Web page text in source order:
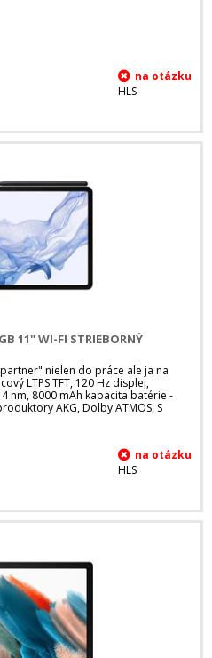
HLS
11" WI-FI STRIEBORNÝ
nielen do práce ale ja na
LTPS TFT, 120 Hz displej,
nm, 8000 mAh kapacita batérie -
AKG, Dolby ATMOS, S
HLS